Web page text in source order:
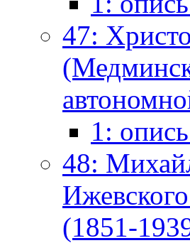
47:
1:
48:
(1851-